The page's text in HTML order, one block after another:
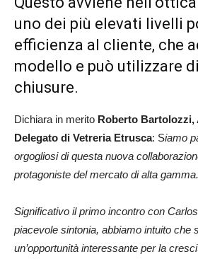
uno dei più elevati livelli
efficienza al cliente, che
modello e può utilizzare
chiusure.
Dichiara in merito Roberto
Delegato di Vetreria Etrusca: Siamo
orgogliosi di questa nuova
protagoniste del mercato di alta gamma.
Significativo il primo incontro con
piacevole sintonia, abbiamo intuito che
un’opportunità interessante per la